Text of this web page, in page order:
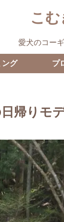
こ
愛犬のコー
ング プ
帰りモ